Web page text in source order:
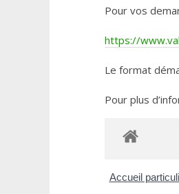
Pour vos
https://
Le format
Pour plus
Accueil